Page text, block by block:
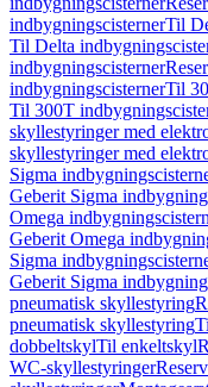
indbygningscisternerTil
Til Delta
indbygningscisterner
indbygningscisternerTil
Til 300T
skyllestyringer med
skyllestyringer med
Sigma
Geberit Sigma
Omega
Geberit Omega
Sigma
Geberit Sigma
pneumatisk skyllestyring
pneumatisk skyllestyring
dobbeltskylTil enkeltskyl
WC-skyllestyringer